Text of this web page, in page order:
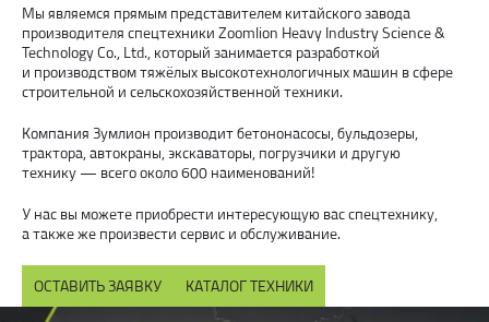
Мы являемся прямым представителем китайского завода
производителя спецтехники Zoomlion Heavy Industry Science &
Technology Co., Ltd., который занимается разработкой
и производством тяжёлых высокотехнологичных машин в сфере
строительной и сельскохозяйственной техники.
Компания Зумлион производит бетононасосы, бульдозеры,
трактора, автокраны, экскаваторы, погрузчики и другую
технику — всего около 600 наименований!
У нас вы можете приобрести интересующую вас спецтехнику,
а также же произвести сервис и обслуживание.
ОСТАВИТЬ ЗАЯВКУ КАТАЛОГ ТЕХНИКИ